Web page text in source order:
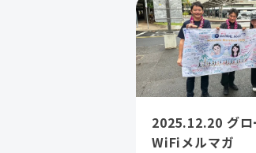
2025.12.20 グロ
WiFiメルマガ